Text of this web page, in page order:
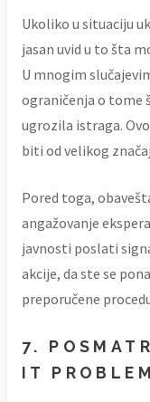
Ukoliko u situaciju
jasan uvid u to šta
U mnogim
ograničenja o tome
ugrozila istraga.
biti od velikog
Pored toga,
angažovanje
javnosti poslati
akcije, da ste se
preporučene
7.
IT PROBLEM